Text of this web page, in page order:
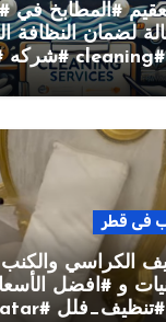
#المطابخ في
لضمان النظافة
فى قطر
الكراسي
و #افضل